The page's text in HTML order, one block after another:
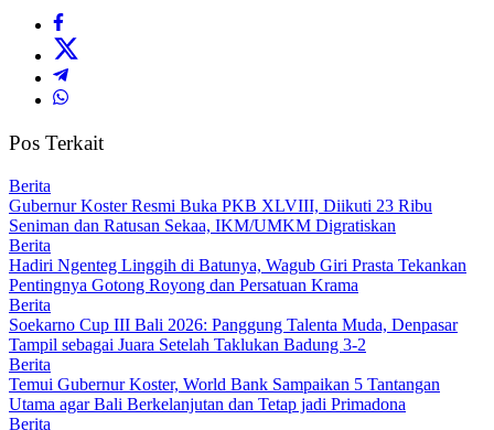
Pos Terkait
Berita
Gubernur Koster Resmi Buka PKB XLVIII, Diikuti 23 Ribu
Seniman dan Ratusan Sekaa, IKM/UMKM Digratiskan
Berita
Hadiri Ngenteg Linggih di Batunya, Wagub Giri Prasta Tekankan
Pentingnya Gotong Royong dan Persatuan Krama
Berita
Soekarno Cup III Bali 2026: Panggung Talenta Muda, Denpasar
Tampil sebagai Juara Setelah Taklukan Badung 3-2
Berita
Temui Gubernur Koster, World Bank Sampaikan 5 Tantangan
Utama agar Bali Berkelanjutan dan Tetap jadi Primadona
Berita